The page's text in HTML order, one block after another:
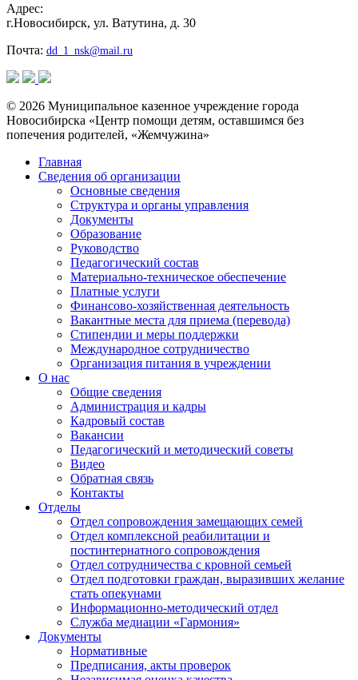
Адрес:
г.Новосибирск, ул. Ватутина, д. 30
Почта: dd_1_nsk@mail.ru
© 2026 Муниципальное казенное учреждение города
Новосибирска «Центр помощи детям, оставшимся без
попечения родителей, «Жемчужина»
Главная
Сведения об организации
Основные сведения
Структура и органы управления
Документы
Образование
Руководство
Педагогический состав
Материально-техническое обеспечение
Платные услуги
Финансово-хозяйственная деятельность
Вакантные места для приема (перевода)
Стипендии и меры поддержки
Международное сотрудничество
Организация питания в учреждении
О нас
Общие сведения
Администрация и кадры
Кадровый состав
Вакансии
Педагогический и методический советы
Видео
Обратная связь
Контакты
Отделы
Отдел сопровождения замещающих семей
Отдел комплексной реабилитации и
постинтернатного сопровождения
Отдел сотрудничества с кровной семьей
Отдел подготовки граждан, выразивших желание
стать опекунами
Информационно-методический отдел
Служба медиации «Гармония»
Документы
Нормативные
Предписания, акты проверок